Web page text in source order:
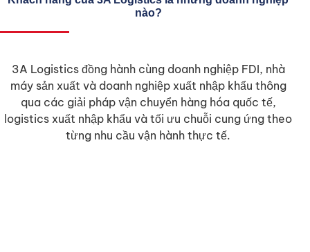
nào?
3A Logistics đồng hành cùng doanh nghiệp FDI, nhà
máy sản xuất và doanh nghiệp xuất nhập khẩu thông
qua các giải pháp vận chuyển hàng hóa quốc tế,
logistics xuất nhập khẩu và tối ưu chuỗi cung ứng theo
từng nhu cầu vận hành thực tế.